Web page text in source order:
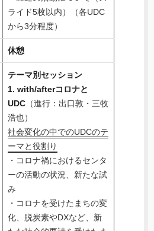
ライド5枚以内）（各UDC
から3分程度）
休憩
テーマ別セッション
1. with/afterコロナと
UDC （進行：出口敦・三牧
浩也）
社会変化の中でのUDCのテ
ーマと役割り
・コロナ禍におけるセンタ
ーの活動の状況、新たな試
み
・コロナを受けたまちの変
化、脱炭素やDXなど、新